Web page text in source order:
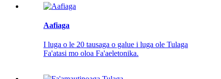
Aafiaga
I luga o le 20 tausaga o galue i luga ole Tulaga
Fa'atasi mo oloa Fa'aeletonika.